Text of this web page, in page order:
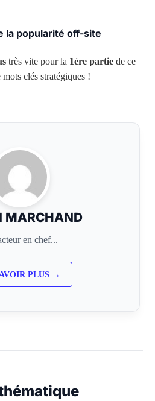
la popularité off-site
très vite pour la 1ère partie de ce
clés stratégiques !
MARCHAND
en chef...
PLUS →